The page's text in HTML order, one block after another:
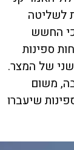
לשליטה
כי החשש
ספינות
של המצר.
משום
שיעברו